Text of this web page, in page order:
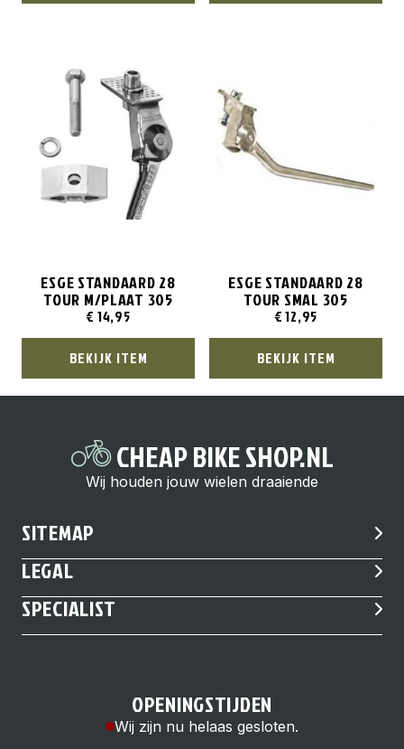
ESGE STANDAARD 28
TOUR M/PLAAT 305
€ 14,95
BEKIJK ITEM
ESGE STANDAARD 28
TOUR SMAL 305
€12,95
BEKIJK ITEM
CHEAP BIKE SHOP.NL
Wij houden jouw wielen draaiende
SITEMAP
LEGAL
SPECIALIST
OPENINGSTIJDEN
Wij zijn nu helaas gesloten.